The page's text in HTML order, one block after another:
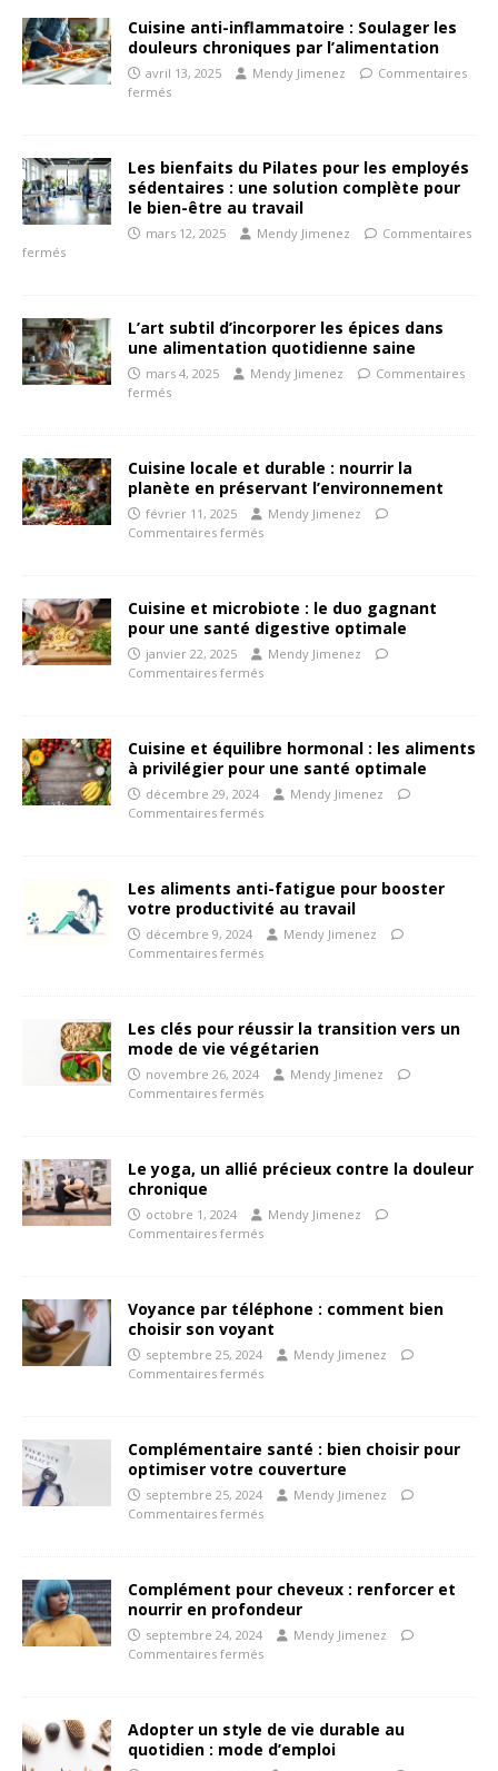
Cuisine anti-inflammatoire : Soulager les
douleurs chroniques par l’alimentation
avril 13, 2025 Mendy Jimenez
Commentaires
fermés
Les bienfaits du Pilates pour les employés
sédentaires : une solution complète pour
le bien-être au travail
mars 12, 2025 Mendy Jimenez
Commentaires
fermés
L’art subtil d’incorporer les épices dans
une alimentation quotidienne saine
mars 4, 2025 Mendy Jimenez
Commentaires
fermés
Cuisine locale et durable : nourrir la
planète en préservant l’environnement
février 11, 2025
Mendy Jimenez
Commentaires fermés
Cuisine et microbiote : le duo gagnant
pour une santé digestive optimale
janvier 22, 2025
Mendy Jimenez
Commentaires fermés
Cuisine et équilibre hormonal : les aliments
à privilégier pour une santé optimale
décembre 29, 2024
Mendy Jimenez
Commentaires fermés
Les aliments anti-fatigue pour booster
votre productivité au travail
décembre 9, 2024
Mendy Jimenez
Commentaires fermés
Les clés pour réussir la transition vers un
mode de vie végétarien
novembre 26, 2024
Mendy Jimenez
Commentaires fermés
Le yoga, un allié précieux contre la douleur
chronique
octobre 1, 2024
Mendy Jimenez
Commentaires fermés
Voyance par téléphone : comment bien
choisir son voyant
septembre 25, 2024
Mendy Jimenez
Commentaires fermés
Complémentaire santé : bien choisir pour
optimiser votre couverture
septembre 25, 2024
Mendy Jimenez
Commentaires fermés
Complément pour cheveux : renforcer et
nourrir en profondeur
septembre 24, 2024
Mendy Jimenez
Commentaires fermés
Adopter un style de vie durable au
quotidien : mode d’emploi